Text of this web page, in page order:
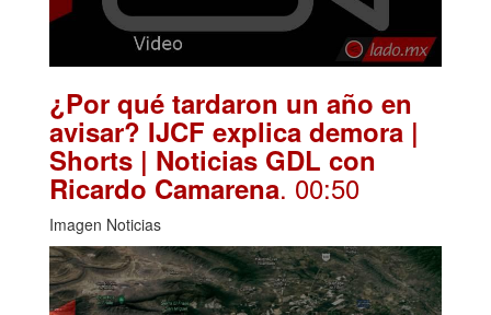
¿Por qué tardaron un año en
avisar? IJCF explica demora |
Shorts | Noticias GDL con
Ricardo Camarena. 00:50
Imagen Noticias